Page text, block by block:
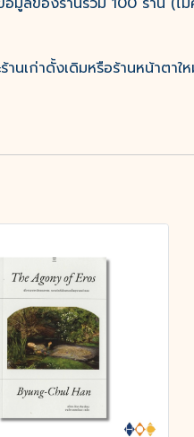
เก่าดั้งเดิมหรือร้านหน้าตาใ